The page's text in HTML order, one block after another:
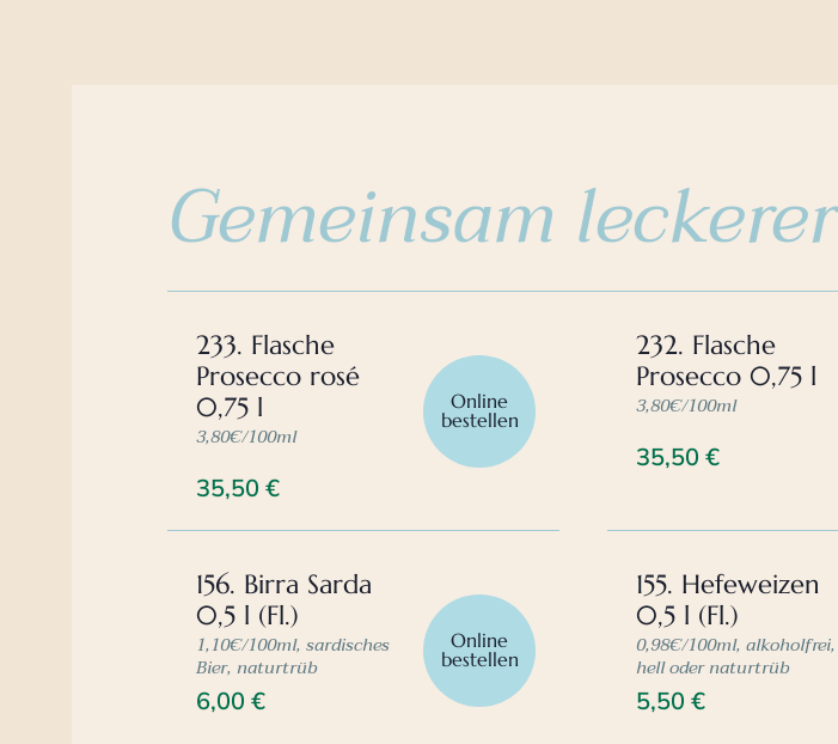
Gemeinsam leckerer
233. Flasche
Prosecco rosé
0,75 l
35,50 €
3,80€/100ml
Online
bestellen
232. Flasche
Prosecco 0,75 l
35,50 €
3,80€/100ml
156. Birra Sarda
0,5 l (Fl.)
6,00 €
1,10€/100ml, sardisches
Bier, naturtrüb
Online
bestellen
155. Hefeweizen
0,5 l (Fl.)
5,50 €
0,98€/100ml, alkoholfrei,
hell oder naturtrüb